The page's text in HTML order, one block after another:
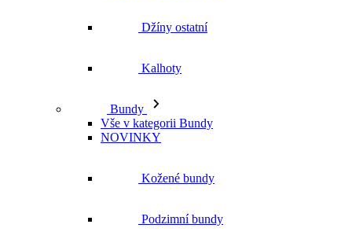
Džíny ostatní
Kalhoty
Bundy
Vše v kategorii Bundy
NOVINKY
Kožené bundy
Podzimní bundy